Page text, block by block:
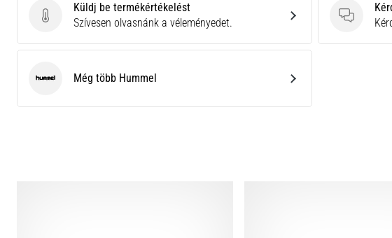
Küldj be termékértékelést
Küldj be termékértékelést
Szívesen olvasnánk a véleményedet.
Kérdések
HummelMég több Hummel